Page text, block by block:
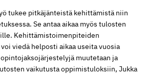
tukee pitkäjänteistä kehittämistä niin
Se antaa aikaa myös tulosten
Kehittämistoimenpiteiden
viedä helposti aikaa useita vuosia
muutetaan ja
vaikutusta oppimistuloksiin, Jukka